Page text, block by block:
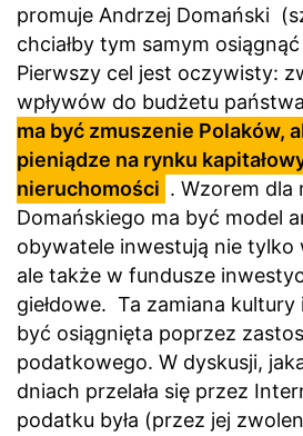
promuje Andrzej Domański
chciałby tym samym
Pierwszy cel jest oczywisty:
wpływów do budżetu
ma być zmuszenie Polaków,
pieniądze na rynku
nieruchomości . Wzorem dla
Domańskiego ma być model
obywatele inwestują nie tylko
ale także w fundusze
giełdowe. Ta zamiana
być osiągnięta poprzez
podatkowego. W dyskusji,
dniach przelała się przez
podatku była (przez jej